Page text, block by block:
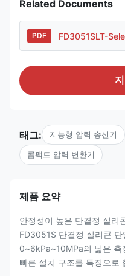
Related Documents
PDF FD3051SLT-
태그: 지능형 압력 송신기
콤팩트 압력 변환기
제품 요약
안정성이 높은 단결정 실리
FD3051S 단결정 실리콘
0~6kPa~10MPa의 넓은 측
빠른 설치 구조를 특징으로